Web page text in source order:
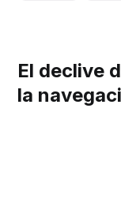
El declive
la